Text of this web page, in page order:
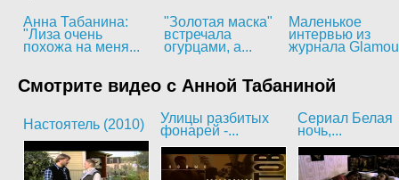
Анна Табанина:
"Лиза очень
похожа на меня...
"Золотая маска"
встречала
огурцами, а...
Маленькое
интервью из
журнала
Смотрите видео с Анной Табаниной
Настоятель (2010)
Улицы разбитых
фонарей -...
Сериал Белая
ночь,...